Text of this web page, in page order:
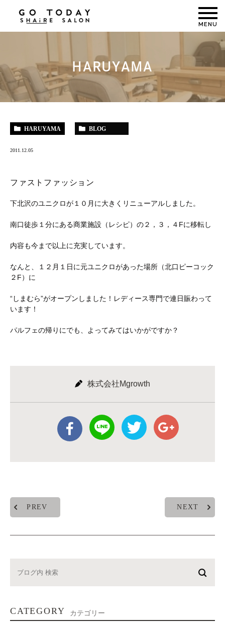
MENU
HARUYAMA
HARUYAMA BLOG
2011.12.05
ファストファッション
下北沢のユニクロが１０月に大きくリニューアルしました。
南口徒歩１分にある商業施設（レシピ）の２，３，４Fに移転し
内容も今まで以上に充実しています。
なんと、１２月１日に元ユニクロがあった場所（北口ピーコック
２F）に
“しまむら”がオープンしました！レディース専門で連日賑わって
います！
パルフェの帰りにでも、よってみてはいかがですか？
株式会社Mgrowth
PREV NEXT
CATEGORY カテゴリー